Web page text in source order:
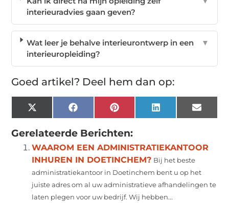
interieuradvies gaan geven?
Wat leer je behalve interieurontwerp in een
interieuropleiding?
▼
Goed artikel? Deel hem dan op:
X
(Twitter)
Facebook Pinterest LinkedIn Email
Gerelateerde Berichten:
WAAROM EEN ADMINISTRATIEKANTOOR
INHUREN IN DOETINCHEM? Bij het beste
administratiekantoor in Doetinchem bent u op het
juiste adres om al uw administratieve afhandelingen te
laten plegen voor uw bedrijf. Wij hebben...